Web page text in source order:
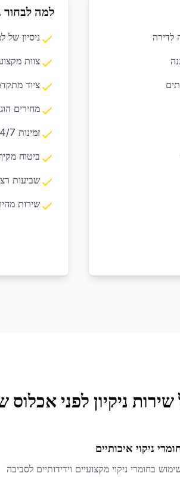
לדירה
למה לבחור
ניסיון של למעלה מ-10
צוות
ציוד
מחירים
זמינות 24/7 לשירותי חירום ובקשות דחופות
ביטוח
שביעות
שירות
שירות ניקיון לפני אכלוס
ניקוי איכותיים
בחומרי ניקוי מקצועיים וידידותיים לסביבה